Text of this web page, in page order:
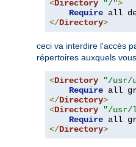
<Directory "/">
Require
</Directory>
ceci va interdire l'accès
répertoires auxquels
<Directory "/usr/
Require
</Directory>
<Directory "/usr/
Require
</Directory>